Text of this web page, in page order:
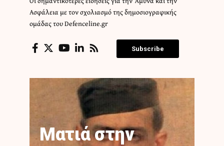
Ασφάλεια με τον σχολιασμό της δημοσιογραφικής
ομάδας του Defenceline.gr
Subscribe
Ματιά στην